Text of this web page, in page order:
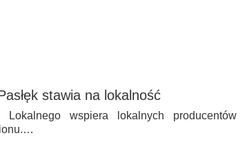
stawia na lokalność
wspiera lokalnych producentów